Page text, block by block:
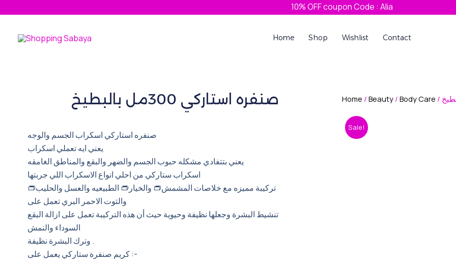
content
10% OFF coupon Code : Alia
Home Shop Wishlist Contact
صنفره استاركي 300مل بالبطيخ
صنفره استاركي اسكراب الجسم والوجه
يعني ايه تعملي اسكراب
يعني بتتفادي مشكله حبوب الجسم والضهر والبقع والمناطق الغامقه
اسكراب ستاركي من احلي انواع الاسكراب اللي جربتها
تركيبة مميزه مع خلاصات المشمش👝 والخيار👝 الطبيعيه والعسل والحليب👝
والتوت الاحمر البري تعمل على
تنشيط البشرة وجعلها نظيفة وحيوية حيث أن هذه التركيبة تعمل على ازالة البقع
السوداء والنمش
وترك البشرة نظيفة .
كريم صنفرة ستاركي يعمل على :-
Home / Beauty / Body Care
Sale!